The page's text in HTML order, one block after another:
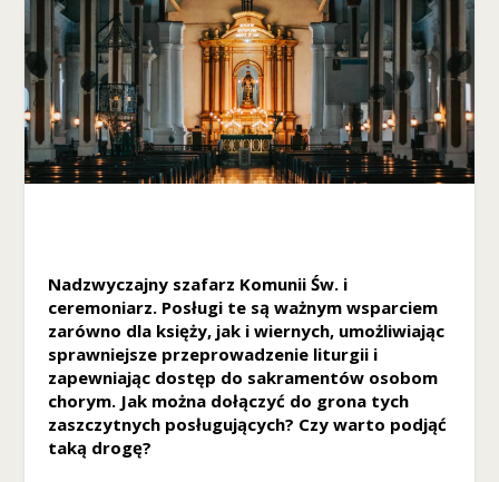
Nadzwyczajny szafarz Komunii Św. i
ceremoniarz. Posługi te są ważnym wsparciem
zarówno dla księży, jak i wiernych, umożliwiając
sprawniejsze przeprowadzenie liturgii i
zapewniając dostęp do sakramentów osobom
chorym. Jak można dołączyć do grona tych
zaszczytnych posługujących? Czy warto podjąć
taką drogę?
Konieczne
Te pliki cookie
nie są
opcjonalne. Są
one potrzebne
do
funkcjonowania
S
t
a
t
y
s